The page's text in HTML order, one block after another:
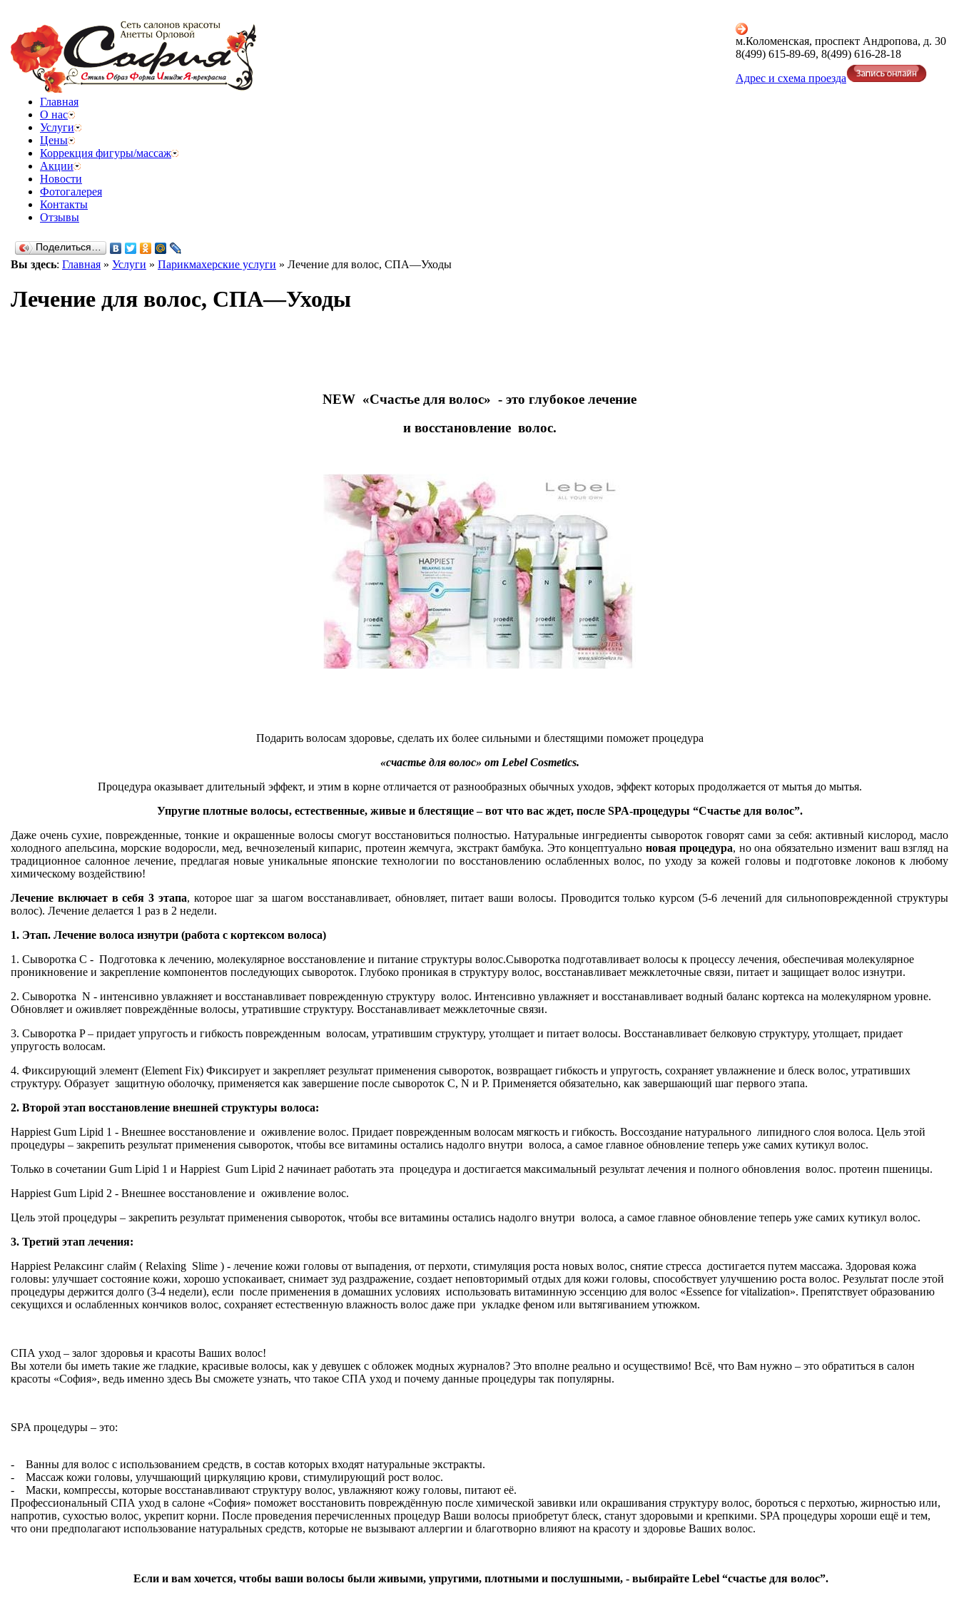
м.Коломенская, проспект Андропова, д. 30
8(499) 615-89-69, 8(499) 616-28-18
Адрес и схема проезда
Главная
О нас
Услуги
Цены
Коррекция фигуры/массаж
Акции
Новости
Фотогалерея
Контакты
Отзывы
Поделиться…
Вы здесь: Главная » Услуги » Парикмахерские услуги » Лечение для волос, СПА—Уходы
Лечение для волос, СПА—Уходы
NEW «Счастье для волос» - это глубокое лечение
и восстановление волос.
Подарить волосам здоровье, сделать их более сильными и блестящими поможет процедура
«счастье для волос» от Lebel Cosmetics.
Процедура оказывает длительный эффект, и этим в корне отличается от разнообразных обычных уходов, эффект которых продолжается от мытья до мытья.
Упругие плотные волосы, естественные, живые и блестящие – вот что вас ждет, после SPA-процедуры “Счастье для волос”.
Даже очень сухие, поврежденные, тонкие и окрашенные волосы смогут восстановиться полностью. Натуральные ингредиенты сывороток говорят сами за себя: активный кислород, масло
холодного апельсина, морские водоросли, мед, вечнозеленый кипарис, протеин жемчуга, экстракт бамбука. Это концептуально новая процедура, но она обязательно изменит ваш взгляд на
традиционное салонное лечение, предлагая новые уникальные японские технологии по восстановлению ослабленных волос, по уходу за кожей головы и подготовке локонов к любому
химическому воздействию!
Лечение включает в себя 3 этапа, которое шаг за шагом восстанавливает, обновляет, питает ваши волосы. Проводится только курсом (5-6 лечений для сильноповрежденной структуры
волос). Лечение делается 1 раз в 2 недели.
1. Этап. Лечение волоса изнутри (работа с кортексом волоса)
1. Сыворотка С - Подготовка к лечению, молекулярное восстановление и питание структуры волос.Сыворотка подготавливает волосы к процессу лечения, обеспечивая молекулярное
проникновение и закрепление компонентов последующих сывороток. Глубоко проникая в структуру волос, восстанавливает межклеточные связи, питает и защищает волос изнутри.
2. Сыворотка N - интенсивно увлажняет и восстанавливает поврежденную структуру волос. Интенсивно увлажняет и восстанавливает водный баланс кортекса на молекулярном уровне.
Обновляет и оживляет повреждённые волосы, утратившие структуру. Восстанавливает межклеточные связи.
3. Сыворотка P – придает упругость и гибкость поврежденным волосам, утратившим структуру, утолщает и питает волосы. Восстанавливает белковую структуру, утолщает, придает
упругость волосам.
4. Фиксирующий элемент (Element Fix) Фиксирует и закрепляет результат применения сывороток, возвращает гибкость и упругость, сохраняет увлажнение и блеск волос, утративших
структуру. Образует защитную оболочку, применяется как завершение после сывороток С, N и P. Применяется обязательно, как завершающий шаг первого этапа.
2. Второй этап восстановление внешней структуры волоса:
Happiest Gum Lipid 1 - Внешнее восстановление и оживление волос. Придает поврежденным волосам мягкость и гибкость. Воссоздание натурального липидного слоя волоса. Цель этой
процедуры – закрепить результат применения сывороток, чтобы все витамины остались надолго внутри волоса, а самое главное обновление теперь уже самих кутикул волос.
Только в сочетании Gum Lipid 1 и Happiest Gum Lipid 2 начинает работать эта процедура и достигается максимальный результат лечения и полного обновления волос. протеин пшеницы.
Happiest Gum Lipid 2 - Внешнее восстановление и оживление волос.
Цель этой процедуры – закрепить результат применения сывороток, чтобы все витамины остались надолго внутри волоса, а самое главное обновление теперь уже самих кутикул волос.
3. Третий этап лечения:
Happiest Релаксинг слайм ( Relaxing Slime ) - лечение кожи головы от выпадения, от перхоти, стимуляция роста новых волос, снятие стресса достигается путем массажа. Здоровая кожа
головы: улучшает состояние кожи, хорошо успокаивает, снимает зуд раздражение, создает неповторимый отдых для кожи головы, способствует улучшению роста волос. Результат после этой
процедуры держится долго (3-4 недели), если после применения в домашних условиях использовать витаминную эссенцию для волос «Essence for vitalization». Препятствует образованию
секущихся и ослабленных кончиков волос, сохраняет естественную влажность волос даже при укладке феном или вытягиванием утюжком.
СПА уход – залог здоровья и красоты Ваших волос!
Вы хотели бы иметь такие же гладкие, красивые волосы, как у девушек с обложек модных журналов? Это вполне реально и осуществимо! Всё, что Вам нужно – это обратиться в салон
красоты «София», ведь именно здесь Вы сможете узнать, что такое СПА уход и почему данные процедуры так популярны.
SPA процедуры – это:
- Ванны для волос с использованием средств, в состав которых входят натуральные экстракты.
- Массаж кожи головы, улучшающий циркуляцию крови, стимулирующий рост волос.
- Маски, компрессы, которые восстанавливают структуру волос, увлажняют кожу головы, питают её.
Профессиональный СПА уход в салоне «София» поможет восстановить повреждённую после химической завивки или окрашивания структуру волос, бороться с перхотью, жирностью или,
напротив, сухостью волос, укрепит корни. После проведения перечисленных процедур Ваши волосы приобретут блеск, станут здоровыми и крепкими. SPA процедуры хороши ещё и тем,
что они предполагают использование натуральных средств, которые не вызывают аллергии и благотворно влияют на красоту и здоровье Ваших волос.
Если и вам хочется, чтобы ваши волосы были живыми, упругими, плотными и послушными, - выбирайте Lebel “счастье для волос”.